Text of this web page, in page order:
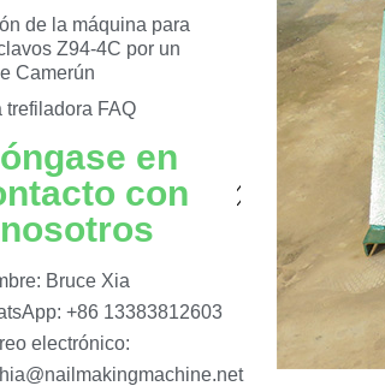
de la máquina para
Z94-4C por un
Camerún
trefiladora FAQ
en
con
nosotros
Bruce Xia
+86 13383812603
electrónico: